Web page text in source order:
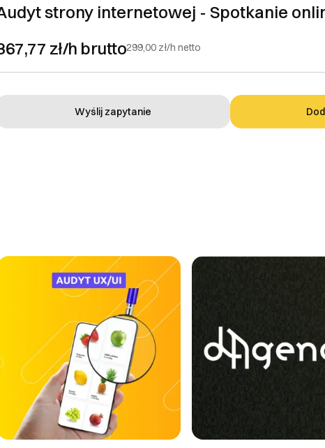
strony internetowej - Spotkanie
zł/h brutto299,00 zł/hnetto
Wyślij zapytanie